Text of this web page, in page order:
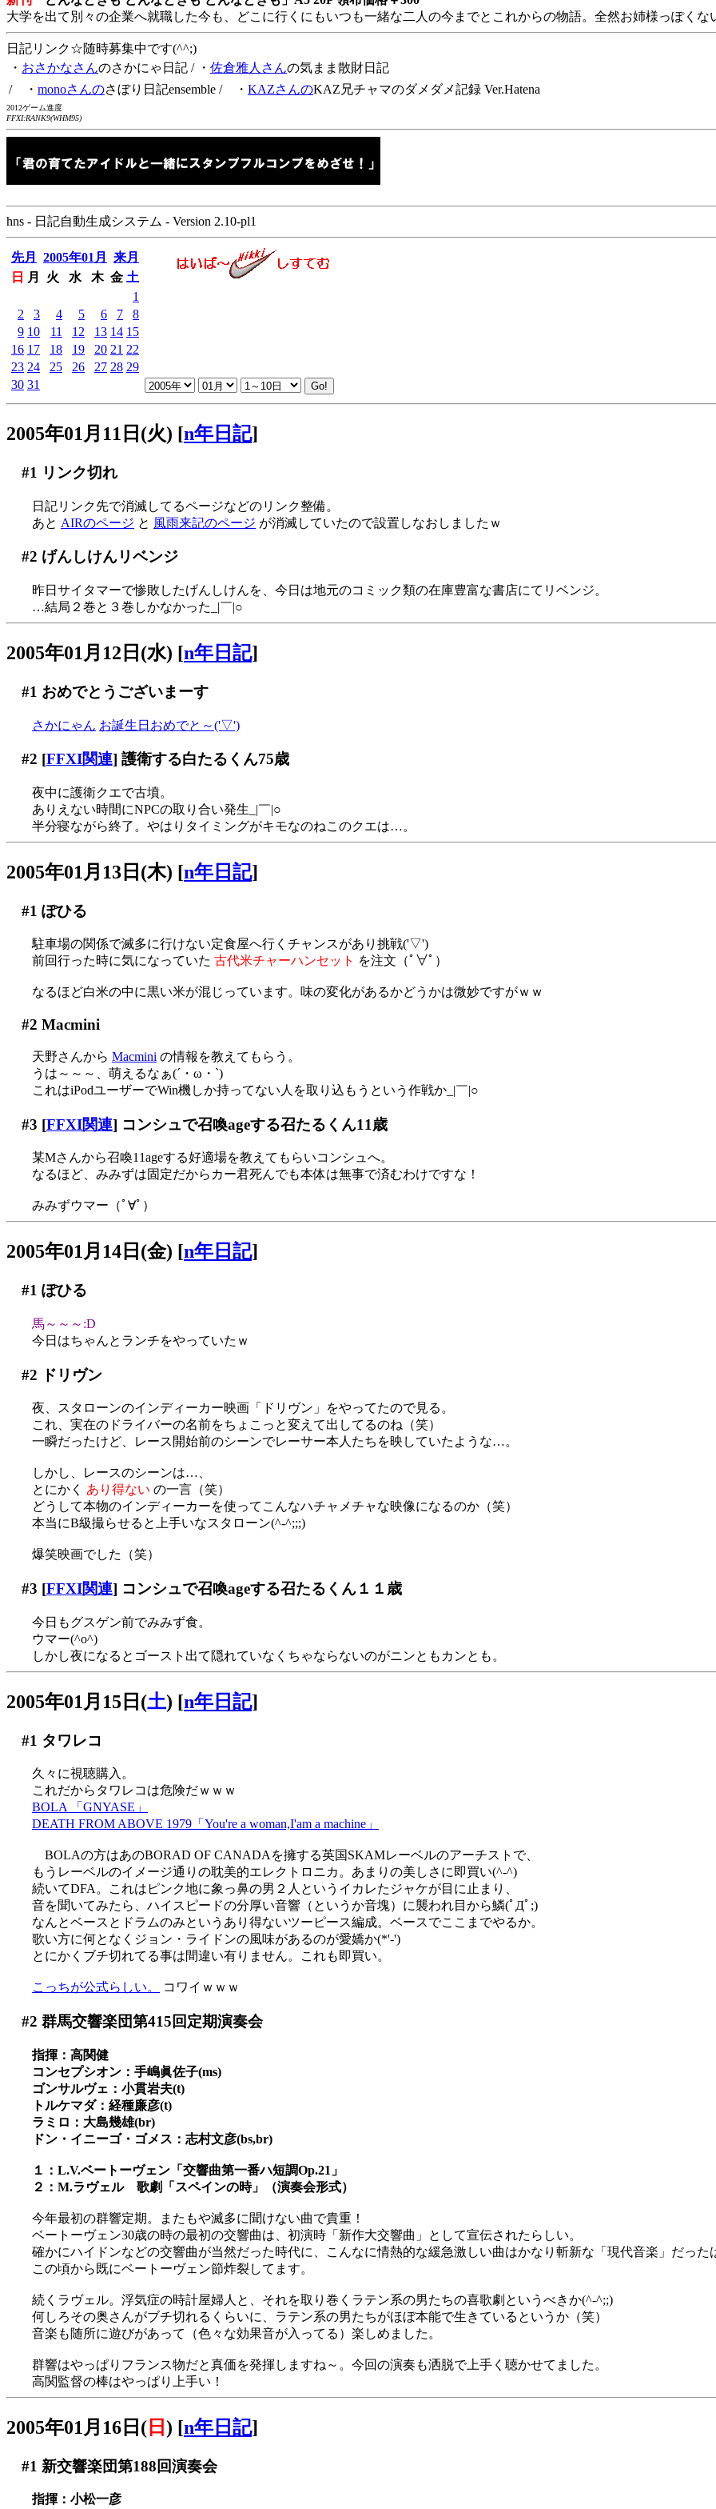
大学を出て別々の企業へ就職した今も、どこに行くにもいつも一緒な二人の今までとこれからの物語。全然お姉様っぽくな
日記リンク☆随時募集中です(^^;)
・ おさかなさんのさかにゃ日記 / ・ 佐倉雅人さんの気まま散財日記
/ ・ monoさんのさぼり日記ensemble / ・ KAZさんのKAZ兄チャマのダメダメ記録 Ver.Hatena
2012ゲーム進度
FFXI:RANK9(WHM95)
hns - 日記自動生成システム - Version 2.10-pl1
先月 2005年01月
来月
日
月 火 水 木 金 土
1
2
3 4 5 6 7
8
9 10 11 12 13 14 15
16 17 18 19 20 21 22
23 24 25 26 27 28 29
30 31
2005年01月11日(火) [n年日記]
#1 リンク切れ
日記リンク先で消滅してるページなどのリンク整備。
あと AIRのページ と 風雨来記のページ が消滅していたので設置しなおしましたｗ
#2 げんしけんリベンジ
昨日サイタマーで惨敗したげんしけんを、今日は地元のコミック類の在庫豊富な書店にてリベンジ。
…結局２巻と３巻しかなかった_|￣|○
2005年01月12日(水) [n年日記]
#1 おめでとうございまーす
さかにゃん お誕生日おめでと～('▽')
#2 [FFXI関連] 護衛する白たるくん75歳
夜中に護衛クエで古墳。
ありえない時間にNPCの取り合い発生_|￣|○
半分寝ながら終了。やはりタイミングがキモなのねこのクエは…。
2005年01月13日(木) [n年日記]
#1 ぽひる
駐車場の関係で滅多に行けない定食屋へ行くチャンスがあり挑戦('▽')
前回行った時に気になっていた 古代米チャーハンセット を注文（ﾟ∀ﾟ）
なるほど白米の中に黒い米が混じっています。味の変化があるかどうかは微妙ですがｗｗ
#2 Macmini
天野さんから Macmini の情報を教えてもらう。
うは～～～、萌えるなぁ(´・ω・`)
これはiPodユーザーでWin機しか持ってない人を取り込もうという作戦か_|￣|○
#3 [FFXI関連] コンシュで召喚ageする召たるくん11歳
某Mさんから召喚11ageする好適場を教えてもらいコンシュへ。
なるほど、みみずは固定だからカー君死んでも本体は無事で済むわけですな！
みみずウマー（ﾟ∀ﾟ）
2005年01月14日(金) [n年日記]
#1 ぽひる
馬～～～:D
今日はちゃんとランチをやっていたｗ
#2 ドリヴン
夜、スタローンのインディーカー映画「ドリヴン」をやってたので見る。
これ、実在のドライバーの名前をちょこっと変えて出してるのね（笑）
一瞬だったけど、レース開始前のシーンでレーサー本人たちを映していたような…。
しかし、レースのシーンは…、
とにかく あり得ない の一言（笑）
どうして本物のインディーカーを使ってこんなハチャメチャな映像になるのか（笑）
本当にB級撮らせると上手いなスタローン(^-^;;;)
爆笑映画でした（笑）
#3 [FFXI関連] コンシュで召喚ageする召たるくん１１歳
今日もグスゲン前でみみず食。
ウマー(^o^)
しかし夜になるとゴースト出て隠れていなくちゃならないのがニンともカンとも。
2005年01月15日(土) [n年日記]
#1 タワレコ
久々に視聴購入。
これだからタワレコは危険だｗｗｗ
BOLA 「GNYASE」
DEATH FROM ABOVE 1979「You're a woman,I'am a machine」
BOLAの方はあのBORAD OF CANADAを擁する英国SKAMレーベルのアーチストで、
もうレーベルのイメージ通りの耽美的エレクトロニカ。あまりの美しさに即買い(^-^)
続いてDFA。これはピンク地に象っ鼻の男２人というイカレたジャケが目に止まり、
音を聞いてみたら、ハイスピードの分厚い音響（というか音塊）に襲われ目から鱗(ﾟДﾟ;)
なんとベースとドラムのみというあり得ないツーピース編成。ベースでここまでやるか。
歌い方に何となくジョン・ライドンの風味があるのが愛嬌か(*'-')
とにかくブチ切れてる事は間違い有りません。これも即買い。
こっちが公式らしい。 コワイｗｗｗ
#2 群馬交響楽団第415回定期演奏会
指揮：高関健
コンセプシオン：手嶋眞佐子(ms)
ゴンサルヴェ：小貫岩夫(t)
トルケマダ：経種廉彦(t)
ラミロ：大島幾雄(br)
ドン・イニーゴ・ゴメス：志村文彦(bs,br)
１：L.V.ベートーヴェン「交響曲第一番ハ短調Op.21」
２：M.ラヴェル 歌劇「スペインの時」（演奏会形式）
今年最初の群響定期。またもや滅多に聞けない曲で貴重！
ベートーヴェン30歳の時の最初の交響曲は、初演時「新作大交響曲」として宣伝されたらしい。
確かにハイドンなどの交響曲が当然だった時代に、こんなに情熱的な緩急激しい曲はかなり斬新な「現代音楽」だった
この頃から既にベートーヴェン節炸裂してます。
続くラヴェル。浮気症の時計屋婦人と、それを取り巻くラテン系の男たちの喜歌劇というべきか(^-^;;)
何しろその奥さんがブチ切れるくらいに、ラテン系の男たちがほぼ本能で生きているというか（笑）
音楽も随所に遊びがあって（色々な効果音が入ってる）楽しめました。
群響はやっぱりフランス物だと真価を発揮しますね～。今回の演奏も洒脱で上手く聴かせてました。
高関監督の棒はやっぱり上手い！
2005年01月16日( 日 ) [n年日記]
#1 新交響楽団第188回演奏会
指揮：小松一彦